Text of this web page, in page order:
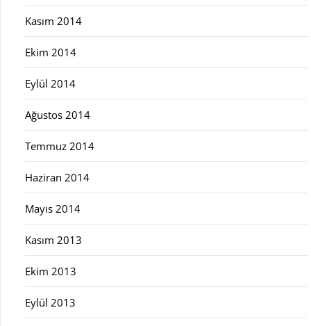
Kasım 2014
Ekim 2014
Eylül 2014
Ağustos 2014
Temmuz 2014
Haziran 2014
Mayıs 2014
Kasım 2013
Ekim 2013
Eylül 2013